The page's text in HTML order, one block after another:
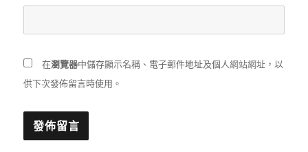
在瀏覽器中儲存顯示名稱、電子郵件地址及個人網站網址，以
供下次發佈留言時使用。